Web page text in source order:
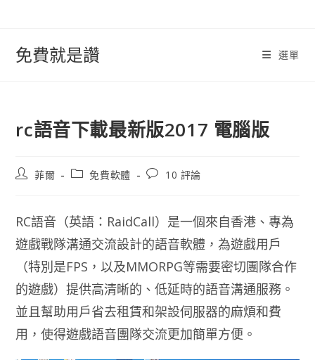
免費就是讚 選單
rc語音下載最新版2017 電腦版
文
菲爾
文
別:
免費軟體
文
論：
10 評論
RC語音（英語：RaidCall）是一個來自香港、專為
遊戲戰隊溝通交流設計的語音軟體，為遊戲用戶
（特別是FPS，以及MMORPG等需要密切團隊合作
的遊戲）提供高清晰的、低延時的語音溝通服務。
並且幫助用戶省去租賃和架設伺服器的麻煩和費
用，使得遊戲語音團隊交流更加簡單方便。